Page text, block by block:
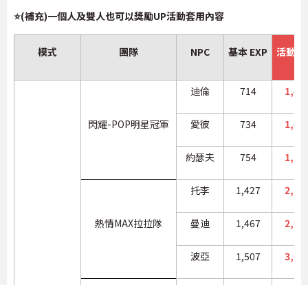
⭐(補充)一個人及雙人也可以獎勵UP活動套用內容
模式 團隊 NPC 基本 EXP 活動
閃耀-POP明星冠軍
迪倫 714
愛彼 734
約瑟夫 754
熱情MAX拉拉隊
托李 1,427
曼迪 1,467
波亞 1,507